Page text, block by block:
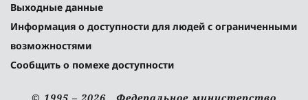
Выходные данные
Информация о доступности для людей с ограниченными
возможностями
Сообщить о помехе доступности